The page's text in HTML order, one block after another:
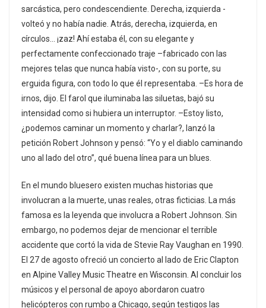
sarcástica, pero condescendiente. Derecha, izquierda -
volteó y no había nadie. Atrás, derecha, izquierda, en
círculos… ¡zaz! Ahí estaba él, con su elegante y
perfectamente confeccionado traje –fabricado con las
mejores telas que nunca había visto-, con su porte, su
erguida figura, con todo lo que él representaba. –Es hora de
irnos, dijo. El farol que iluminaba las siluetas, bajó su
intensidad como si hubiera un interruptor. –Estoy listo,
¿podemos caminar un momento y charlar?, lanzó la
petición Robert Johnson y pensó: “Yo y el diablo caminando
uno al lado del otro”, qué buena línea para un blues.
En el mundo bluesero existen muchas historias que
involucran a la muerte, unas reales, otras ficticias. La más
famosa es la leyenda que involucra a Robert Johnson. Sin
embargo, no podemos dejar de mencionar el terrible
accidente que cortó la vida de Stevie Ray Vaughan en 1990.
El 27 de agosto ofreció un concierto al lado de Eric Clapton
en Alpine Valley Music Theatre en Wisconsin. Al concluir los
músicos y el personal de apoyo abordaron cuatro
helicópteros con rumbo a Chicago, según testigos las